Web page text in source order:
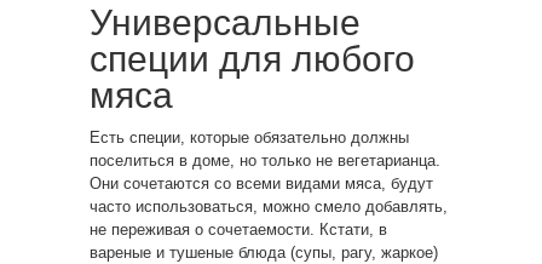
Универсальные
специи для любого
мяса
Есть специи, которые обязательно должны
поселиться в доме, но только не вегетарианца.
Они сочетаются со всеми видами мяса, будут
часто использоваться, можно смело добавлять,
не переживая о сочетаемости. Кстати, в
вареные и тушеные блюда (супы, рагу, жаркое)